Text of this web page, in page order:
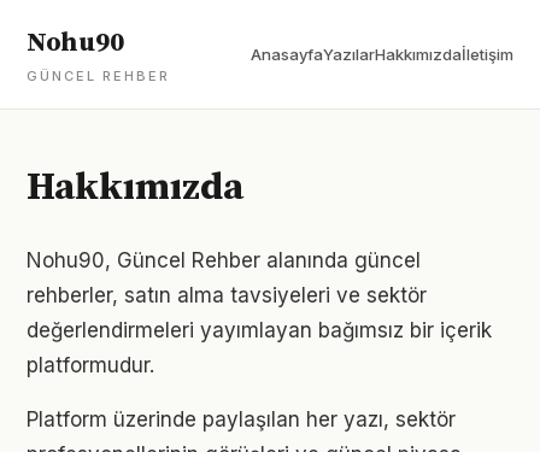
Nohu90
GÜNCEL REHBER
AnasayfaYazılarHakkımızdaİletişim
Hakkımızda
Nohu90, Güncel Rehber alanında güncel
rehberler, satın alma tavsiyeleri ve sektör
değerlendirmeleri yayımlayan bağımsız bir içerik
platformudur.
Platform üzerinde paylaşılan her yazı, sektör